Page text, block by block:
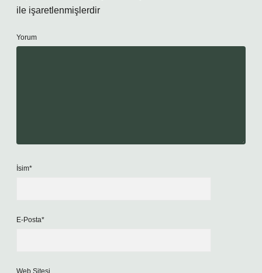
ile işaretlenmişlerdir
Yorum
İsim*
E-Posta*
Web Sitesi